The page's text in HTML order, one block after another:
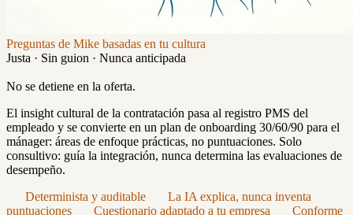
Preguntas de Mike basadas en tu cultura
Justa · Sin guion · Nunca anticipada
No se detiene en la oferta.
El insight cultural de la contratación pasa al registro PMS del
empleado y se convierte en un plan de onboarding 30/60/90 para el
mánager: áreas de enfoque prácticas, no puntuaciones. Solo
consultivo: guía la integración, nunca determina las evaluaciones de
desempeño.
Determinista y auditable
La IA explica, nunca inventa
puntuaciones
Cuestionario adaptado a tu empresa
Conforme